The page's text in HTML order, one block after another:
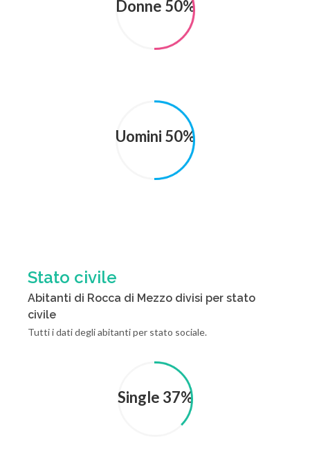
Donne 50%
Uomini 50%
Stato civile
Abitanti di Rocca di Mezzo divisi per stato
civile
Tutti i dati degli abitanti per stato sociale.
Single 37%